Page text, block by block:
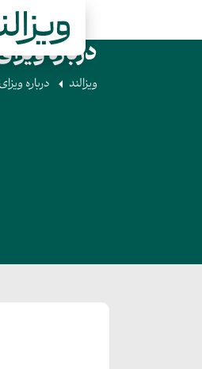
درباره
ویزالند درباره